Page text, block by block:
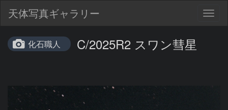
天体写真ギャラリー
化石職人 C/2025R2 スワン彗星